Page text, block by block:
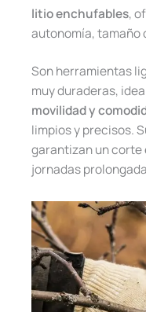
litio enchufables,
autonomía, tamaño
Son herramientas
muy duraderas,
movilidad y
limpios y precisos.
garantizan un corte
jornadas